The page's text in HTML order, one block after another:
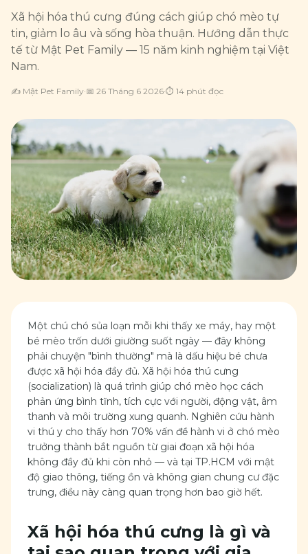
Xã hội hóa thú cưng đúng cách giúp chó mèo tự
tin, giảm lo âu và sống hòa thuận. Hướng dẫn thực
tế từ Mật Pet Family — 15 năm kinh nghiệm tại Việt
Nam.
✍️ Mật Pet Family·📅 26 Tháng 6 2026·⏱ 14 phút đọc
Một chú chó sủa loạn mỗi khi thấy xe máy, hay một
bé mèo trốn dưới giường suốt ngày — đây không
phải chuyện "bình thường" mà là dấu hiệu bé chưa
được xã hội hóa đầy đủ. Xã hội hóa thú cưng
(socialization) là quá trình giúp chó mèo học cách
phản ứng bình tĩnh, tích cực với người, động vật, âm
thanh và môi trường xung quanh. Nghiên cứu hành
vi thú y cho thấy hơn 70% vấn đề hành vi ở chó mèo
trưởng thành bắt nguồn từ giai đoạn xã hội hóa
không đầy đủ khi còn nhỏ — và tại TP.HCM với mật
độ giao thông, tiếng ồn và không gian chung cư đặc
trưng, điều này càng quan trọng hơn bao giờ hết.
Xã hội hóa thú cưng là gì và